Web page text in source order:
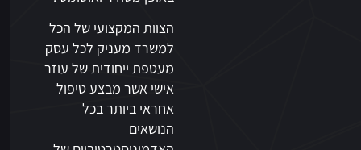
הצוות המקצועי של הכל
למשרד מעניק לכל עסק
מעטפת ייחודית של עוזר
אישי אשר מבצע טיפול
אחראי ביותר בכל
הנושאים